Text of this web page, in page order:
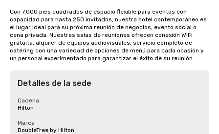
Con 7.000 pies cuadrados de espacio flexible para eventos con
capacidad para hasta 250 invitados, nuestro hotel contemporáneo es
el lugar ideal para su próxima reunión de negocios, evento social o
cena privada. Nuestras salas de reuniones ofrecen conexión WiFi
gratuita, alquiler de equipos audiovisuales, servicio completo de
catering con una variedad de opciones de menú para cada ocasión y
un personal experimentado para garantizar el éxito de su reunión.
Detalles de la sede
Cadena
Hilton
Marca
DoubleTree by Hilton